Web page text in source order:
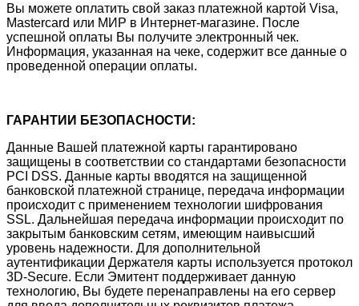
Вы можете оплатить свой заказ платежной картой Visa,
Mastercard или МИР в Интернет-магазине. После
успешной оплаты Вы получите электронный чек.
Информация, указанная на чеке, содержит все данные о
проведенной операции оплаты.
ГАРАНТИИ БЕЗОПАСНОСТИ:
Данные Вашей платежной карты гарантировано
защищены в соответствии со стандартами безопасности
PCI DSS. Данные карты вводятся на защищенной
банковской платежной странице, передача информации
происходит с применением технологии шифрования
SSL. Дальнейшая передача информации происходит по
закрытым банковским сетям, имеющим наивысший
уровень надежности. Для дополнительной
аутентификации Держателя карты используется протокол
3D-Secure. Если Эмитент поддерживает данную
технологию, Вы будете перенаправлены на его сервер